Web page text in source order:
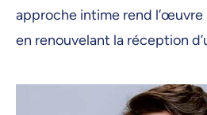
approche intime rend
en renouvelant la réception